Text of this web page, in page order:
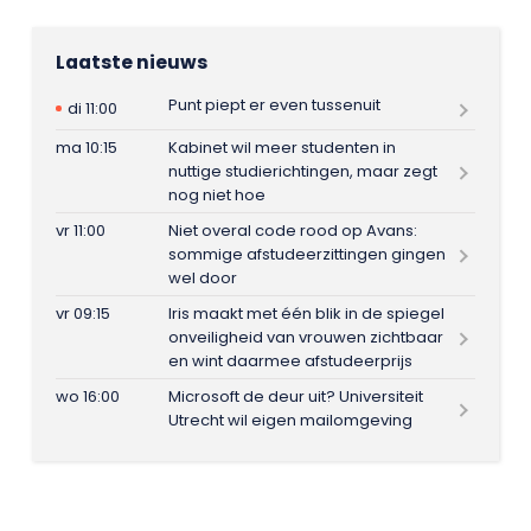
Laatste nieuws
di 11:00
Punt piept er even tussenuit
ma 10:15
Kabinet wil meer studenten in
nuttige studierichtingen, maar zegt
nog niet hoe
vr 11:00
Niet overal code rood op Avans:
sommige afstudeerzittingen gingen
wel door
vr 09:15
Iris maakt met één blik in de spiegel
onveiligheid van vrouwen zichtbaar
en wint daarmee afstudeerprijs
wo 16:00
Microsoft de deur uit? Universiteit
Utrecht wil eigen mailomgeving